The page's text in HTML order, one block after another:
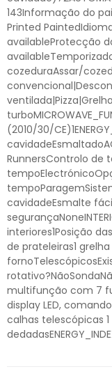
143Informação do
Printed
availableProtecção
cozeduraAssar/
(2010/30/
RunnersControlo de
cavidadeEsmalte
interiores1Posição
de prateleiras1
multifunção com 7
display LED,
calhas telescópicas 1